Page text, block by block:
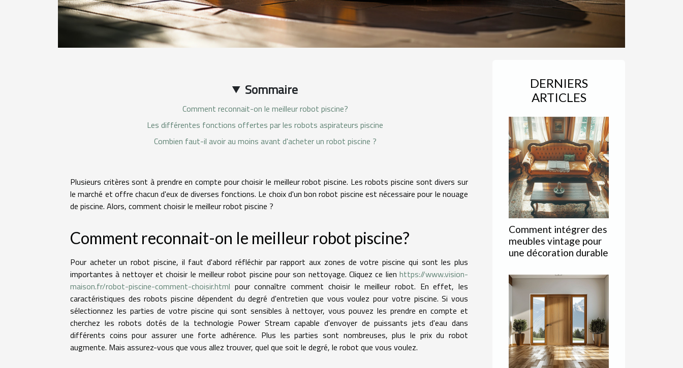
Sommaire
Comment reconnait-on le meilleur robot piscine?
Les différentes fonctions offertes par les robots aspirateurs piscine
Combien faut-il avoir au moins avant d'acheter un robot piscine ?
Plusieurs critères sont à prendre en compte pour choisir le meilleur robot piscine. Les robots piscine sont divers sur
le marché et offre chacun d'eux de diverses fonctions. Le choix d'un bon robot piscine est nécessaire pour le nouage
de piscine. Alors, comment choisir le meilleur robot piscine ?
Comment reconnait-on le meilleur robot piscine?
Pour acheter un robot piscine, il faut d'abord réfléchir par rapport aux zones de votre piscine qui sont les plus
importantes à nettoyer et choisir le meilleur robot piscine pour son nettoyage. Cliquez ce lien https://www.vision-
maison.fr/robot-piscine-comment-choisir.html pour connaître comment choisir le meilleur robot. En effet, les
caractéristiques des robots piscine dépendent du degré d'entretien que vous voulez pour votre piscine. Si vous
sélectionnez les parties de votre piscine qui sont sensibles à nettoyer, vous pouvez les prendre en compte et
cherchez les robots dotés de la technologie Power Stream capable d'envoyer de puissants jets d'eau dans
différents coins pour assurer une forte adhérence. Plus les parties sont nombreuses, plus le prix du robot
augmente. Mais assurez-vous que vous allez trouver, quel que soit le degré, le robot que vous voulez.
DERNIERS
ARTICLES
Comment intégrer des
meubles vintage pour
une décoration durable